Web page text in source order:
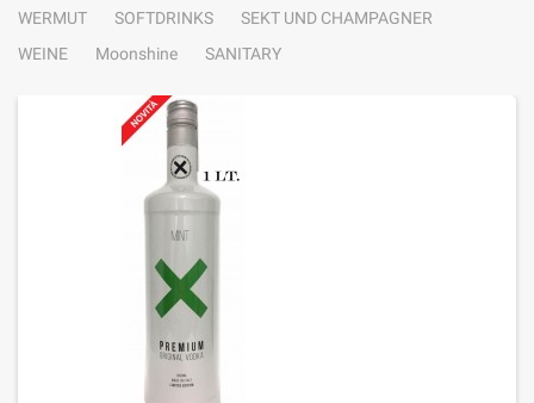
WERMUT
SOFTDRINKS
SEKT UND CHAMPAGNER
WEINE
Moonshine SANITARY